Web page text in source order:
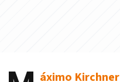
áximo Kirchner